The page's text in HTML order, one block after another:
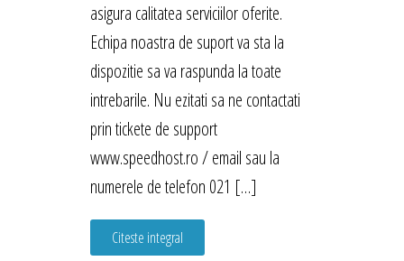
asigura calitatea serviciilor oferite.
Echipa noastra de suport va sta la
dispozitie sa va raspunda la toate
intrebarile. Nu ezitati sa ne contactati
prin tickete de support
www.speedhost.ro / email sau la
numerele de telefon 021 […]
Citeste integral